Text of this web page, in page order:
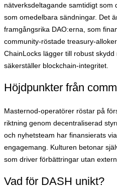
nätverksdeltagande samtidigt
som omedelbara sändningar. Det
framgångsrika DAO:erna, som
community-röstade treasury-
ChainLocks lägger till robust
säkerställer blockchain-integritet.
Höjdpunkter från
Masternod-operatörer röstar på
riktning genom decentraliserad
och nyhetsteam har finansierats
engagemang. Kulturen betonar
som driver förbättringar utan
Vad för DASH unikt?